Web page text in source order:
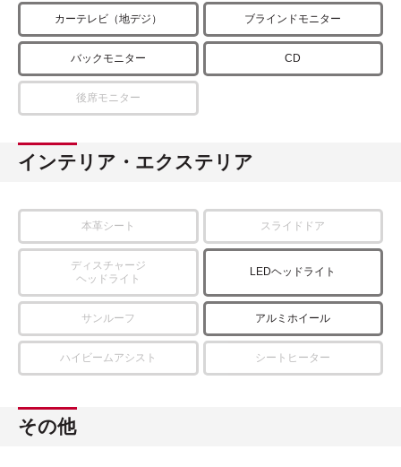
カーテレビ（地デジ） ブラインドモニター
バックモニター CD
後席モニター
インテリア・エクステリア
本革シート スライドドア
ディスチャージ
ヘッドライト
LEDヘッドライト
サンルーフ アルミホイール
ハイビームアシスト シートヒーター
その他